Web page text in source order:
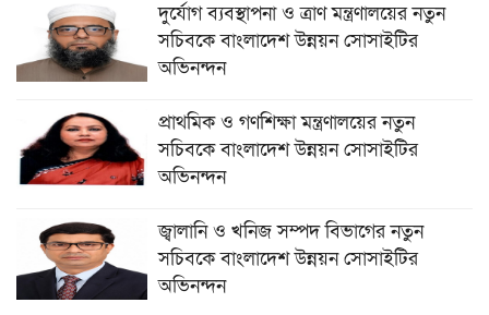
দুর্যোগ ব্যবস্থাপনা ও ত্রাণ মন্ত্রণালয়ের নতুন
সচিবকে বাংলাদেশ উন্নয়ন সোসাইটির
অভিনন্দন
প্রাথমিক ও গণশিক্ষা মন্ত্রণালয়ের নতুন
সচিবকে বাংলাদেশ উন্নয়ন সোসাইটির
অভিনন্দন
জ্বালানি ও খনিজ সম্পদ বিভাগের নতুন
সচিবকে বাংলাদেশ উন্নয়ন সোসাইটির
অভিনন্দন